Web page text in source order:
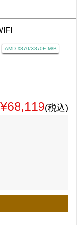
AMD X870/X870E M/B
¥68,119(税込)